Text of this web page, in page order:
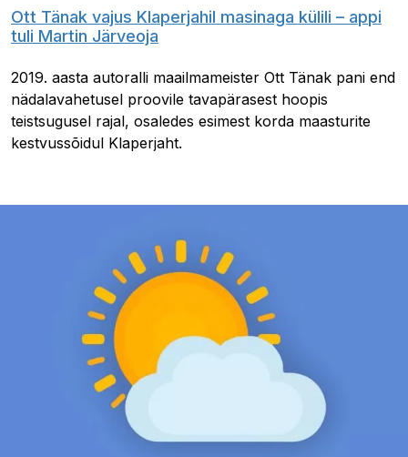
Ott Tänak vajus Klaperjahil masinaga külili – appi
tuli Martin Järveoja
2019. aasta autoralli maailmameister Ott Tänak pani end
nädalavahetusel proovile tavapärasest hoopis
teistsugusel rajal, osaledes esimest korda maasturite
kestvussõidul Klaperjaht.